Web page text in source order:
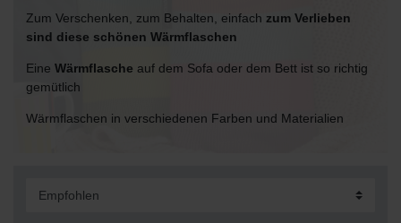
Zum Verschenken, zum Behalten, einfach zum Verlieben
sind diese schönen Wärmflaschen
Eine Wärmflasche auf dem Sofa oder dem Bett ist so richtig
gemütlich
Wärmflaschen in verschiedenen Farben und Materialien